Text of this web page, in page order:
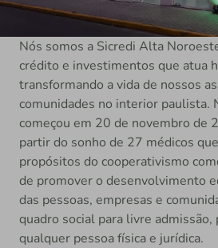
Nós somos a Sicredi Alta
crédito e investimentos que atua
transformando a vida de nossos
comunidades no interior paulista.
começou em 20 de novembro de
partir do sonho de 27 médicos
propósitos do cooperativismo
de promover o desenvolvimento
das pessoas, empresas e
quadro social para livre admissão,
qualquer pessoa física e jurídica.